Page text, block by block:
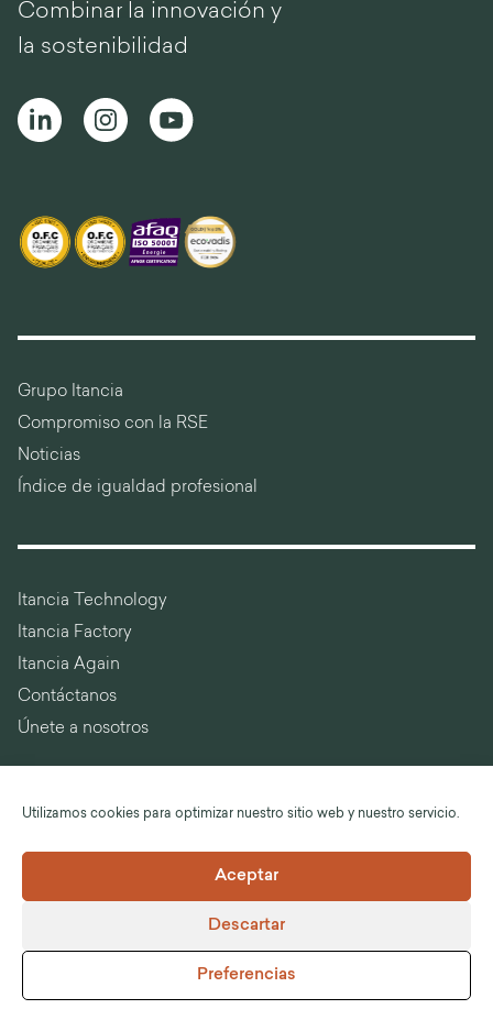
Utilizamos cookies para optimizar nuestro sitio web y nuestro servicio.
Aceptar
Descartar
Preferencias
Combinar la innovación y
la sostenibilidad
Grupo Itancia
Compromiso con la RSE
Noticias
Índice de igualdad profesional
Itancia Technology
Itancia Factory
Itancia Again
Contáctanos
Únete a nosotros
Idioma :
CGV
Política de cumplimiento del RGPD